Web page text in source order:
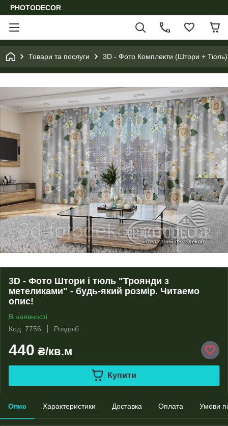
PHOTODECOR
Товари та послуги 3D - Фото Комплекти (Штори + Тюль)
3D - Фото Штори і тюль "Троянди з
метеликами" - будь-який розмір. Читаемо
опис!
В наявності
Код: 7756
Роздріб
440 ₴/кв.м
Купити
Опис Характеристики Доставка Оплата Умови